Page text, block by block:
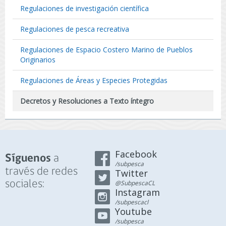
Regulaciones de investigación científica
Regulaciones de pesca recreativa
Regulaciones de Espacio Costero Marino de Pueblos
Originarios
Regulaciones de Áreas y Especies Protegidas
Decretos y Resoluciones a Texto íntegro
Síguenos a
través de redes
sociales:
Facebook
/subpesca
Twitter
@SubpescaCL
Instagram
/subpescacl
Youtube
/subpesca